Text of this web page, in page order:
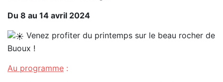
Du 8 au 14 avril 2024
Venez profiter du printemps sur le beau rocher de
Buoux !
Au programme :